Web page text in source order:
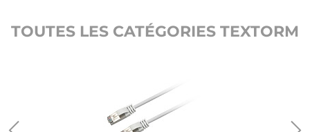
TOUTES LES CATÉGORIES TEXTORM